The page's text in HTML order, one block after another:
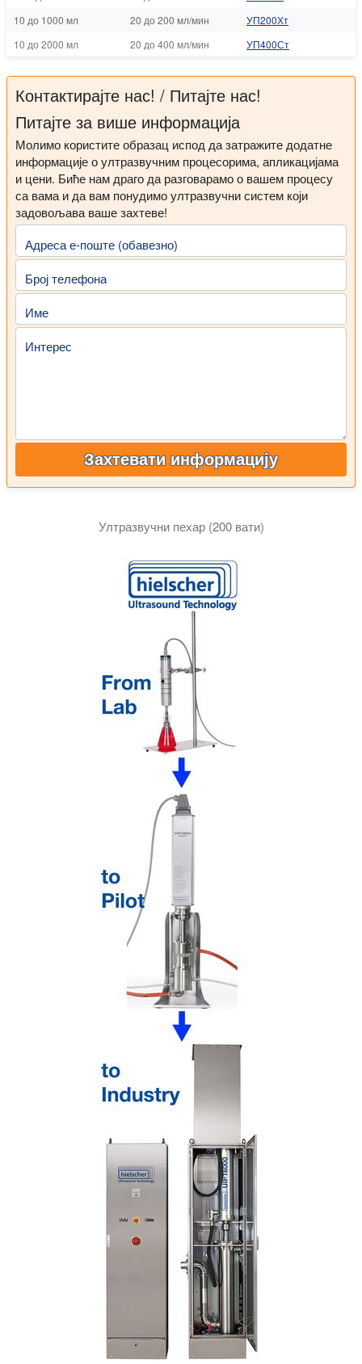
10 до 1000 мл
20 до 200 мл/мин
УП200Хт
10 до 2000 мл
20 до 400 мл/мин УП400Ст
Контактирајте нас! / Питајте нас!
Питајте за више информација
Молимо користите образац испод да затражите додатне
информације о ултразвучним процесорима, апликацијама
и цени. Биће нам драго да разговарамо о вашем процесу
са вама и да вам понудимо ултразвучни систем који
задовољава ваше захтеве!
Адреса е-поште (обавезно)
Број телефона
Име
Интерес
Захтевати информацију
Ултразвучни пехар (200 вати)